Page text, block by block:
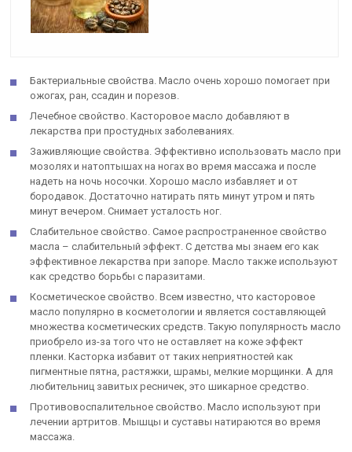
Бактериальные свойства. Масло очень хорошо помогает при
ожогах, ран, ссадин и порезов.
Лечебное свойство. Касторовое масло добавляют в
лекарства при простудных заболеваниях.
Заживляющие свойства. Эффективно использовать масло при
мозолях и натоптышах на ногах во время массажа и после
надеть на ночь носочки. Хорошо масло избавляет и от
бородавок. Достаточно натирать пять минут утром и пять
минут вечером. Снимает усталость ног.
Слабительное свойство. Самое распространенное свойство
масла – слабительный эффект. С детства мы знаем его как
эффективное лекарства при запоре. Масло также используют
как средство борьбы с паразитами.
Косметическое свойство. Всем известно, что касторовое
масло популярно в косметологии и является составляющей
множества косметических средств. Такую популярность масло
приобрело из-за того что не оставляет на коже эффект
пленки. Касторка избавит от таких неприятностей как
пигментные пятна, растяжки, шрамы, мелкие морщинки. А для
любительниц завитых ресничек, это шикарное средство.
Противовоспалительное свойство. Масло используют при
лечении артритов. Мышцы и суставы натираются во время
массажа.